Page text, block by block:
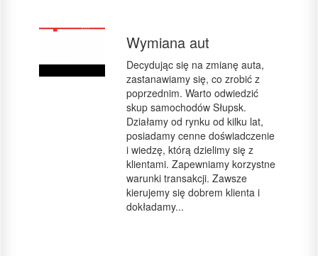
Wymiana aut
Decydując się na zmianę auta,
zastanawiamy się, co zrobić z
poprzednim. Warto odwiedzić
skup samochodów Słupsk.
Działamy od rynku od kilku lat,
posiadamy cenne doświadczenie
i wiedzę, którą dzielimy się z
klientami. Zapewniamy korzystne
warunki transakcji. Zawsze
kierujemy się dobrem klienta i
dokładamy...